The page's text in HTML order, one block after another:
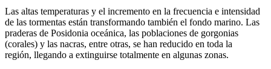
Las altas temperaturas y el incremento en la frecuencia e intensidad
de las tormentas están transformando también el fondo marino. Las
praderas de Posidonia oceánica, las poblaciones de gorgonias
(corales) y las nacras, entre otras, se han reducido en toda la
región, llegando a extinguirse totalmente en algunas zonas.